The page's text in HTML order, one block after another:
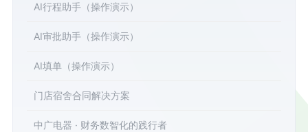
AI行程助手（操作演示）
AI审批助手（操作演示）
AI填单（操作演示）
门店宿舍合同解决方案
中广电器 · 财务数智化的践行者